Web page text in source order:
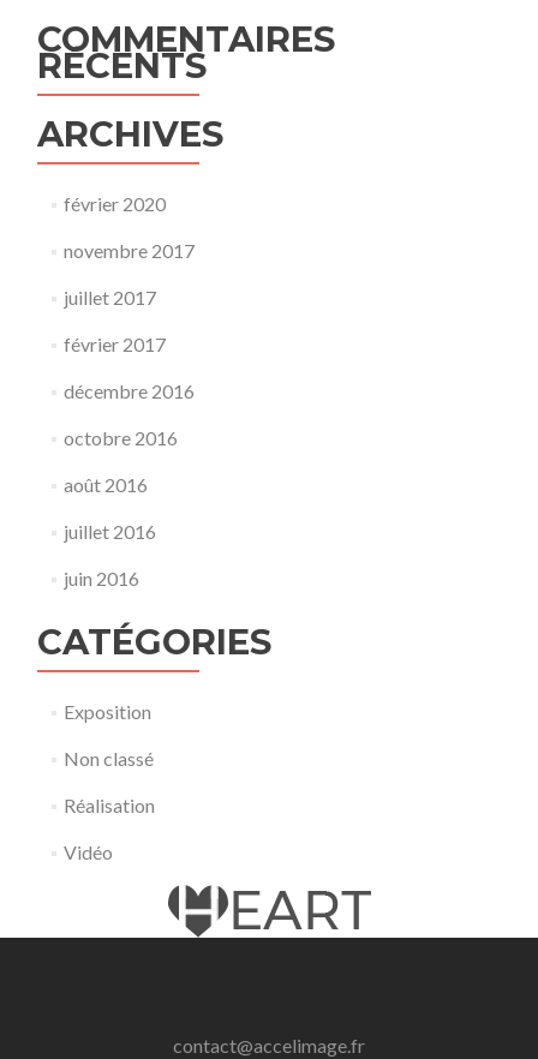
COMMENTAIRES
RÉCENTS
ARCHIVES
février 2020
novembre 2017
juillet 2017
février 2017
décembre 2016
octobre 2016
août 2016
juillet 2016
juin 2016
CATÉGORIES
Exposition
Non classé
Réalisation
Vidéo
contact@accelimage.fr